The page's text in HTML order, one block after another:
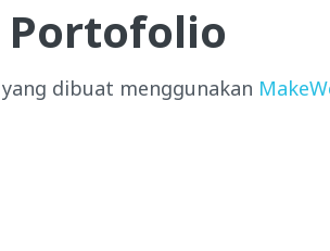
Portofolio
dibuat menggunakan